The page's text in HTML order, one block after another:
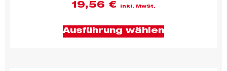
19,56 € inkl. MwSt.
Ausführung wählen